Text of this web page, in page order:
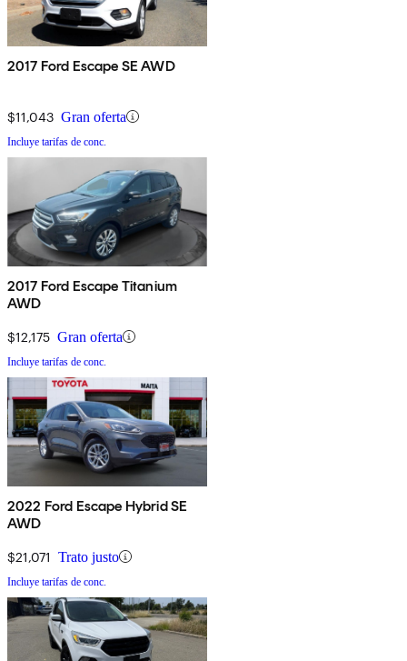
2017 Ford Escape SE AWD
$11,043 Gran oferta
Incluye tarifas de conc.
2017 Ford Escape Titanium
AWD
$12,175 Gran oferta
Incluye tarifas de conc.
2022 Ford Escape Hybrid SE
AWD
$21,071 Trato justo
Incluye tarifas de conc.